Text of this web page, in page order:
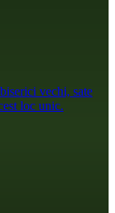
vechi, sate
loc unic.